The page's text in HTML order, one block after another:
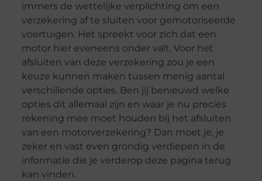
immers de wettelijke verplichting om een
verzekering af te sluiten voor gemotoriseerde
voertuigen. Het spreekt voor zich dat een
motor hier eveneens onder valt. Voor het
afsluiten van deze verzekering zou je een
keuze kunnen maken tussen menig aantal
verschillende opties. Ben jij benieuwd welke
opties dit allemaal zijn en waar je nu precies
rekening mee moet houden bij het afsluiten
van een motorverzekering? Dan moet je, je
zeker en vast even grondig verdiepen in de
informatie die je verderop deze pagina terug
kan vinden.